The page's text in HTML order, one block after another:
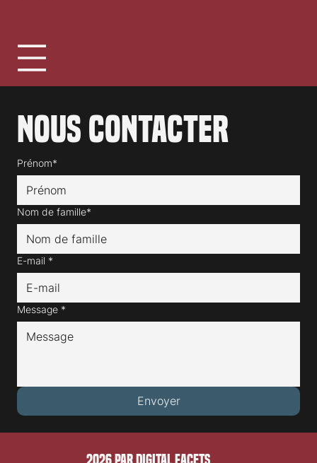
Nous contacter
Prénom*
Nom de famille*
E-mail *
Message *
Envoyer